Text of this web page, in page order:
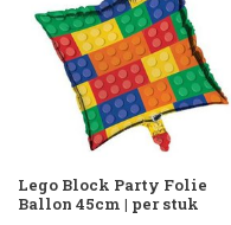
Lego Block Party Folie
Ballon 45cm | per stuk